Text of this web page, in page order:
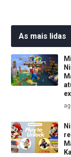
As mais lidas